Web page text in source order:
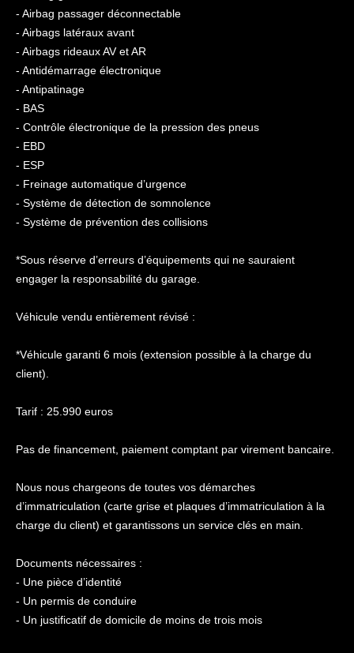
- Airbag passager déconnectable
- Airbags latéraux avant
- Airbags rideaux AV et AR
- Antidémarrage électronique
- Antipatinage
- BAS
- Contrôle électronique de la pression des pneus
- EBD
- ESP
- Freinage automatique d’urgence
- Système de détection de somnolence
- Système de prévention des collisions
*Sous réserve d’erreurs d’équipements qui ne sauraient
engager la responsabilité du garage.
Véhicule vendu entièrement révisé :
*Véhicule garanti 6 mois (extension possible à la charge du
client).
Tarif : 25.990 euros
Pas de financement, paiement comptant par virement bancaire.
Nous nous chargeons de toutes vos démarches
d’immatriculation (carte grise et plaques d’immatriculation à la
charge du client) et garantissons un service clés en main.
Documents nécessaires :
- Une pièce d’identité
- Un permis de conduire
- Un justificatif de domicile de moins de trois mois